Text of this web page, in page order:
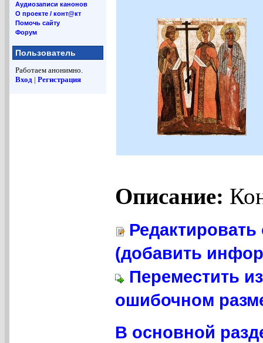
Аудиозаписи канонов
О проекте / конт@кт
Помочь сайту
Форум
Пользователь
Работаем анонимно.
Вход | Регистрация
Описание:
(добавить
Переместить
ошибочном
В основной